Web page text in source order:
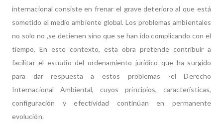
internacional consiste en frenar el grave deterioro al que está
sometido el medio ambiente global. Los problemas ambientales
no solo no ,se detienen sino que se han ido complicando con el
tiempo. En este contexto, esta obra pretende contribuir a
facilitar el estudio del ordenamiento jurídico que ha surgido
para dar respuesta a estos problemas -el Derecho
Internacional Ambiental, cuyos principios, características,
configuración y efectividad continúan en permanente
evolución.